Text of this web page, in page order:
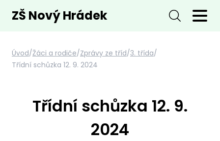
ZŠ Nový Hrádek
Úvod/Žáci a rodiče/Zprávy ze tříd/3. třída/
Třídní schůzka 12. 9. 2024
Třídní schůzka 12. 9.
2024